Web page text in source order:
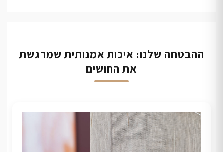
ההבטחה שלנו: איכות אמנותית שמרגשת
את החושים